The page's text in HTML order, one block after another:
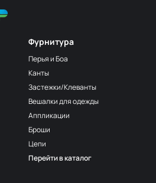
МП-20-245
МП-20-F222/2
МП-20-F222/3
МП-20-F257
Фурнитура
Перья и Боа
Канты
Застежки/Клеванты
Вешалки для одежды
Аппликации
Броши
Цепи
Перейти в каталог